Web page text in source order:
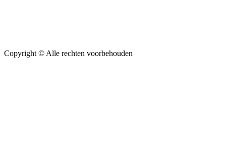
Copyright © Alle rechten voorbehouden